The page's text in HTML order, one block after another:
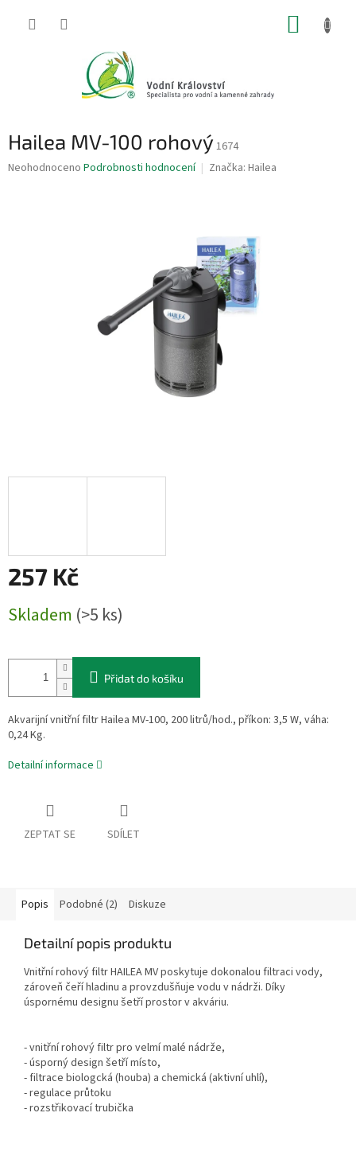
Hailea MV-100 rohový 1674
Průměrné
Neohodnoceno Podrobnosti hodnocení Značka: Hailea
257 Kč
cena:
Skladem (>5 ks)
Přidat do košíku
Akvarijní vnitřní filtr Hailea MV-100, 200 litrů/hod., příkon: 3,5 W, váha:
0,24 Kg.
Detailní informace
ZEPTAT SE SDÍLET
Popis Podobné (2) Diskuze
Detailní popis produktu
Vnitřní rohový filtr HAILEA MV poskytuje dokonalou filtraci vody,
zároveň čeří hladinu a provzdušňuje vodu v nádrži. Díky
úspornému designu šetří prostor v akváriu.
- vnitřní rohový filtr pro velmí malé nádrže,
- úsporný design šetří místo,
- filtrace biologcká (houba) a chemická (aktivní uhlí),
- regulace průtoku
- rozstřikovací trubička